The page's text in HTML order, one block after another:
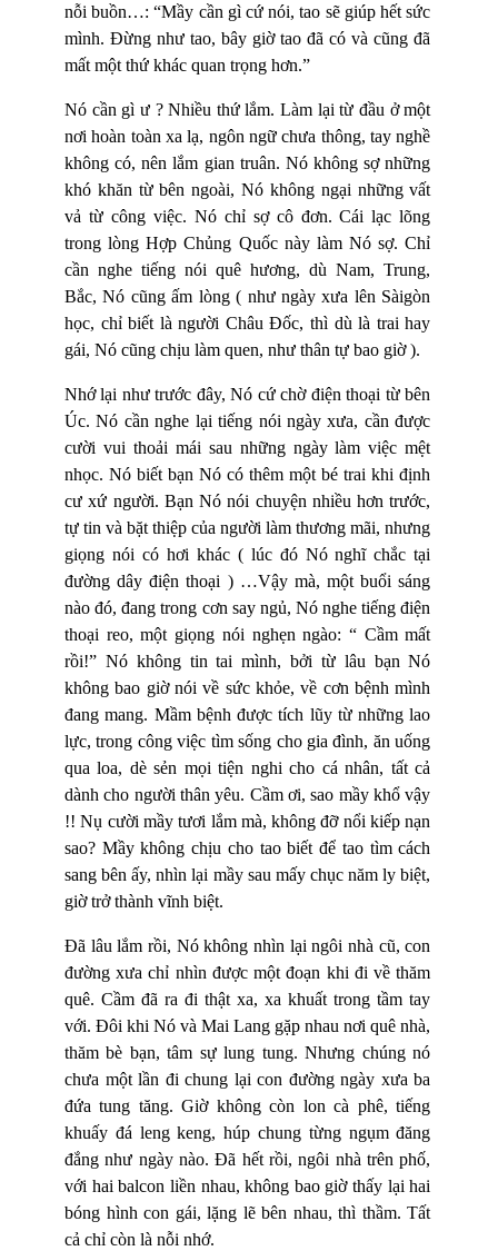
nỗi buồn…: “Mầy cần gì cứ nói, tao sẽ giúp hết sức
mình. Đừng như tao, bây giờ tao đã có và cũng đã
mất một thứ khác quan trọng hơn.”
Nó cần gì ư ? Nhiều thứ lắm. Làm lại từ đầu ở một
nơi hoàn toàn xa lạ, ngôn ngữ chưa thông, tay nghề
không có, nên lắm gian truân. Nó không sợ những
khó khăn từ bên ngoài, Nó không ngại những vất
vả từ công việc. Nó chỉ sợ cô đơn. Cái lạc lõng
trong lòng Hợp Chủng Quốc này làm Nó sợ. Chỉ
cần nghe tiếng nói quê hương, dù Nam, Trung,
Bắc, Nó cũng ấm lòng ( như ngày xưa lên Sàigòn
học, chỉ biết là người Châu Đốc, thì dù là trai hay
gái, Nó cũng chịu làm quen, như thân tự bao giờ ).
Nhớ lại như trước đây, Nó cứ chờ điện thoại từ bên
Úc. Nó cần nghe lại tiếng nói ngày xưa, cần được
cười vui thoải mái sau những ngày làm việc mệt
nhọc. Nó biết bạn Nó có thêm một bé trai khi định
cư xứ người. Bạn Nó nói chuyện nhiều hơn trước,
tự tin và bặt thiệp của người làm thương mãi, nhưng
giọng nói có hơi khác ( lúc đó Nó nghĩ chắc tại
đường dây điện thoại ) …Vậy mà, một buổi sáng
nào đó, đang trong cơn say ngủ, Nó nghe tiếng điện
thoại reo, một giọng nói nghẹn ngào: “ Cầm mất
rồi!” Nó không tin tai mình, bởi từ lâu bạn Nó
không bao giờ nói về sức khỏe, về cơn bệnh mình
đang mang. Mầm bệnh được tích lũy từ những lao
lực, trong công việc tìm sống cho gia đình, ăn uống
qua loa, dè sẻn mọi tiện nghi cho cá nhân, tất cả
dành cho người thân yêu. Cầm ơi, sao mầy khổ vậy
!! Nụ cười mầy tươi lắm mà, không đỡ nổi kiếp nạn
sao? Mầy không chịu cho tao biết để tao tìm cách
sang bên ấy, nhìn lại mầy sau mấy chục năm ly biệt,
giờ trở thành vĩnh biệt.
Đã lâu lắm rồi, Nó không nhìn lại ngôi nhà cũ, con
đường xưa chỉ nhìn được một đoạn khi đi về thăm
quê. Cầm đã ra đi thật xa, xa khuất trong tầm tay
với. Đôi khi Nó và Mai Lang gặp nhau nơi quê nhà,
thăm bè bạn, tâm sự lung tung. Nhưng chúng nó
chưa một lần đi chung lại con đường ngày xưa ba
đứa tung tăng. Giờ không còn lon cà phê, tiếng
khuấy đá leng keng, húp chung từng ngụm đăng
đắng như ngày nào. Đã hết rồi, ngôi nhà trên phố,
với hai balcon liền nhau, không bao giờ thấy lại hai
bóng hình con gái, lặng lẽ bên nhau, thì thầm. Tất
cả chỉ còn là nỗi nhớ.